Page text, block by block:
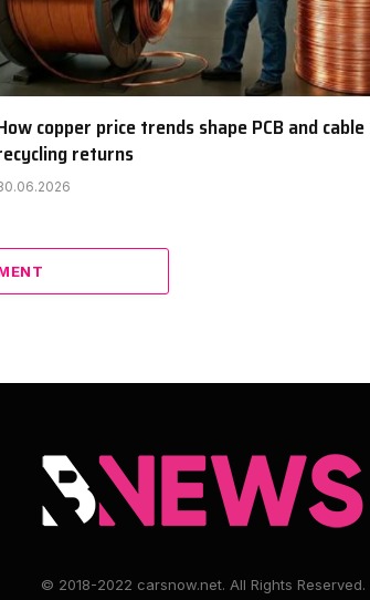
copper price trends shape PCB and cable
returns
© 2018-2022 carsnow.net. All Rights Reserved.